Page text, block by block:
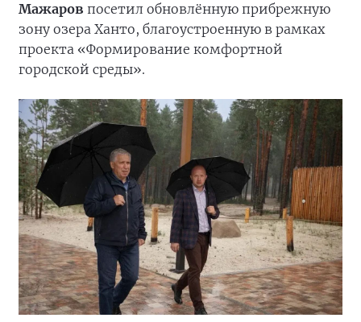
Мажаров посетил обновлённую прибрежную
зону озера Ханто, благоустроенную в рамках
проекта «Формирование комфортной
городской среды».